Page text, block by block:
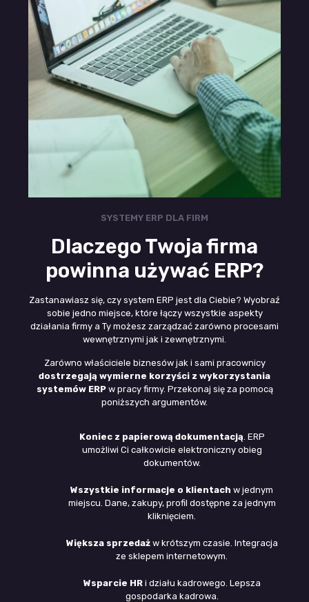
SYSTEMY ERP DLA FIRM
Dlaczego Twoja firma
powinna używać ERP?
Zastanawiasz się, czy system ERP jest dla Ciebie? Wyobraź
sobie jedno miejsce, które łączy wszystkie aspekty
działania firmy a Ty możesz zarządzać zarówno procesami
wewnętrznymi jak i zewnętrznymi.
Zarówno właściciele biznesów jak i sami pracownicy
dostrzegają wymierne korzyści z wykorzystania
systemów ERPw pracy firmy. Przekonaj się za pomocą
poniższych argumentów.
Koniec z papierową dokumentacją . ERP
umożliwi Ci całkowicie elektroniczny obieg
dokumentów.
Wszystkie informacje o klientach w jednym
miejscu. Dane, zakupy, profil dostępne za jednym
kliknięciem.
Większa sprzedażw krótszym czasie. Integracja
ze sklepem internetowym.
Wsparcie HRi działu kadrowego. Lepsza
gospodarka kadrowa.